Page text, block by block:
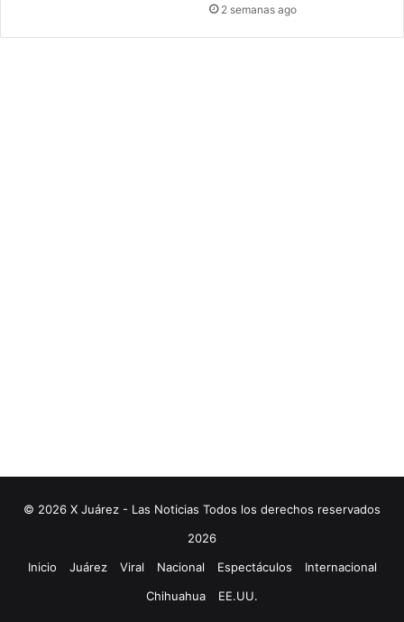
2 semanas ago
© 2026 X Juárez - Las Noticias Todos los derechos reservados
2026
Inicio
Juárez Viral Nacional Espectáculos
Internacional
Chihuahua
EE.UU.